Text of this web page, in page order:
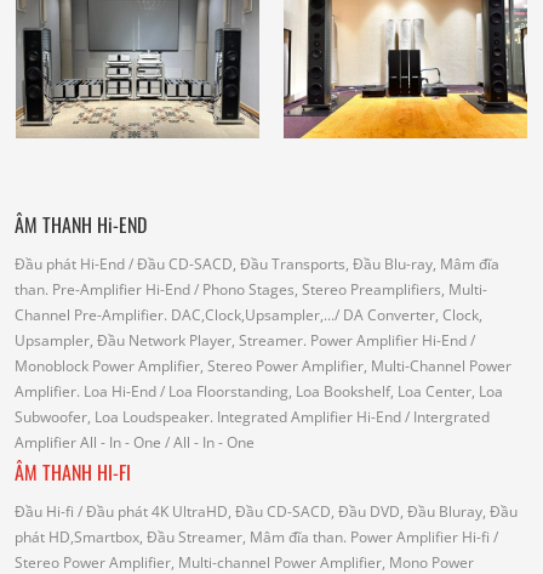
ÂM THANH Hi-END
Đầu phát Hi-End/ Đầu CD-SACD, Đầu Transports, Đầu Blu-ray, Mâm đĩa
than. Pre-Amplifier Hi-End/ Phono Stages, Stereo Preamplifiers, Multi-
Channel Pre-Amplifier. DAC,Clock,Upsampler,.../ DA Converter, Clock,
Upsampler, Đầu Network Player, Streamer. Power Amplifier Hi-End/
Monoblock Power Amplifier, Stereo Power Amplifier, Multi-Channel Power
Amplifier. Loa Hi-End/ Loa Floorstanding, Loa Bookshelf, Loa Center, Loa
Subwoofer, Loa Loudspeaker. Integrated Amplifier Hi-End/ Intergrated
AmplifierAll - In - One / All - In - One
ÂM THANH HI-FI
Đầu Hi-fi / Đầu phát 4K UltraHD, Đầu CD-SACD, Đầu DVD, Đầu Bluray, Đầu
phát HD,Smartbox, Đầu Streamer, Mâm đĩa than. Power Amplifier Hi-fi /
Stereo Power Amplifier, Multi-channel Power Amplifier, Mono Power